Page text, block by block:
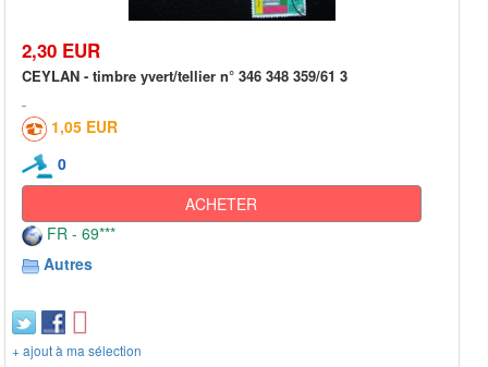
2,30 EUR
CEYLAN - timbre yvert/tellier n° 346 348 359/61 3
1,05 EUR
0
ACHETER
FR - 69***
Autres
+ ajout à ma sélection